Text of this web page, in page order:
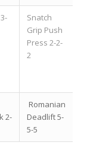
Snatch
Grip Push
Press 2-2-
2
2-
Romanian
Deadlift 5-
5-5